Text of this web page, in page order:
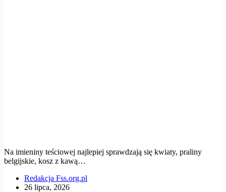
Na imieniny teściowej najlepiej sprawdzają się kwiaty, praliny
belgijskie, kosz z kawą…
Redakcja Fss.org.pl
26 lipca, 2026